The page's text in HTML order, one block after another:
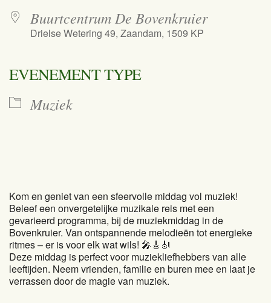
Buurtcentrum De Bovenkruier
Drielse Wetering 49, Zaandam, 1509 KP
EVENEMENT TYPE
Muziek
Kom en geniet van een sfeervolle middag vol muziek!
Beleef een onvergetelijke muzikale reis met een
gevarieerd programma, bij de muziekmiddag in de
Bovenkruier. Van ontspannende melodieën tot energieke
ritmes – er is voor elk wat wils! 🎤🎸🎻
Deze middag is perfect voor muziekliefhebbers van alle
leeftijden. Neem vrienden, familie en buren mee en laat je
verrassen door de magie van muziek.